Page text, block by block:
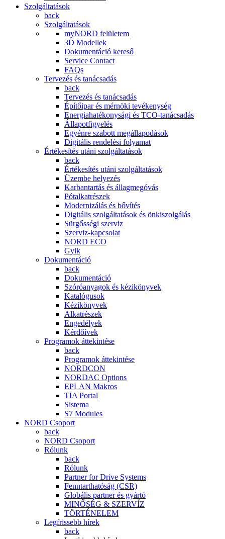
Szolgáltatások
back
Szolgáltatások
myNORD felületem
3D Modellek
Dokumentáció kereső
Service Contact
FAQs
Tervezés és tanácsadás
back
Tervezés és tanácsadás
Építőipar és mérnöki tevékenység
Energiahatékonysági és TCO-tanácsadás
Állapotfigyelés
Egyénre szabott megállapodások
Digitális rendelési folyamat
Értékesítés utáni szolgáltatások
back
Értékesítés utáni szolgáltatások
Üzembe helyezés
Karbantartás és állagmegóvás
Pótalkatrészek
Modernizálás és bővítés
Digitális szolgáltatások és önkiszolgálás
Sürgősségi szerviz
Szerviz-kapcsolat
NORD ECO
Gyik
Dokumentáció
back
Dokumentáció
Szóróanyagok és kézikönyvek
Katalógusok
Kézikönyvek
Alkatrészek
Engedélyek
Kérdőívek
Programok áttekintése
back
Programok áttekintése
NORDCON
NORDAC Options
EPLAN Makros
TIA Portal
Sistema
S7 Modules
NORD Csoport
back
NORD Csoport
Rólunk
back
Rólunk
Partner for Drive Systems
Fenntarthatóság (CSR)
Globális partner és gyártó
MINŐSÉG & SZERVÍZ
TÖRTÉNELEM
Legfrissebb hírek
back